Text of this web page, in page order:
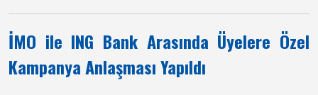
İMO ile ING Bank Arasında Üyelere Özel
Kampanya Anlaşması Yapıldı